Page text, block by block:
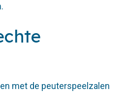
met de peuterspeelzalen